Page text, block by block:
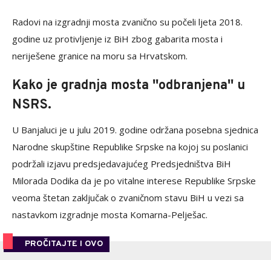
Radovi na izgradnji mosta zvanično su počeli ljeta 2018.
godine uz protivljenje iz BiH zbog gabarita mosta i
neriješene granice na moru sa Hrvatskom.
Kako je gradnja mosta ''odbranjena'' u
NSRS.
U Banjaluci je u julu 2019. godine održana posebna sjednica
Narodne skupštine Republike Srpske na kojoj su poslanici
podržali izjavu predsjedavajućeg Predsjedništva BiH
Milorada Dodika da je po vitalne interese Republike Srpske
veoma štetan zaključak o zvaničnom stavu BiH u vezi sa
nastavkom izgradnje mosta Komarna-Pelješac.
PROČITAJTE I OVO